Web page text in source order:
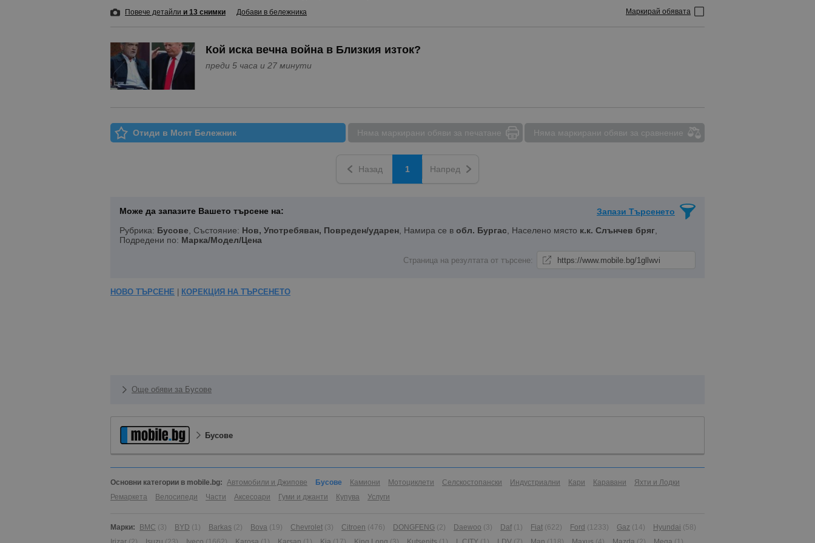
Разход 6. 5 на 100.
Особености - Сервизна книжка, С регистрация, Къса база, Климатик, Ел. Огледала, Ел. Стъкла
Повече детайли и 13 снимки Добави в бележника Маркирай обявата
Кой иска вечна война в Близкия изток?
преди 5 часа и 27 минути
Отиди в Моят Бележник Няма маркирани обяви за печатане Няма маркирани обяви за сравнение
Назад 1 Напред
Може да запазите Вашето търсене на:
Запази Търсенето
Рубрика: Бусове, Състояние: Нов, Употребяван, Повреден/ударен, Намира се в обл. Бургас, Населено място к.к. Слънчев бряг,
Подредени по: Марка/Модел/Цена
Страница на резултата от търсене:
НОВО ТЪРСЕНЕ КОРЕКЦИЯ НА ТЪРСЕНЕТО
Още обяви за Бусове
Бусове
Основни категории в mobile.bg: Автомобили и Джипове Бусове Камиони Мотоциклети Селскостопански Индустриални Кари Каравани
Яхти и Лодки
Ремаркета
Велосипеди Части Аксесоари Гуми и джанти Купува Услуги
Марки: BMC (3) BYD (1) Barkas (2) Bova (19) Chevrolet (3) Citroen (476) DONGFENG (2) Daewoo (3) Daf (1) Fiat (622) Ford (1233) Gaz (14) Hyundai (58)